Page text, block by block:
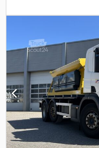
tipas:automatinis, emisijos
, krovimo
skyriaus plotis:2 500 mm ,
Gamybos metai:
2014 , Įranga: